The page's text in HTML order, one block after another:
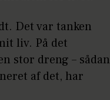
Det var tanken
liv. På det
stor dreng – sådan
af det, har